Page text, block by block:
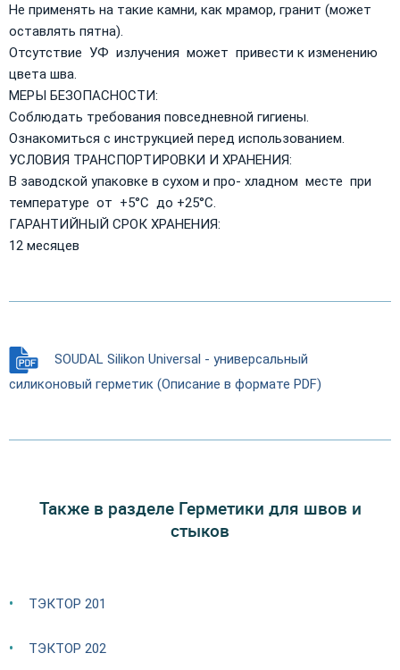
Не применять на такие камни, как мрамор, гранит (может
оставлять пятна).
Отсутствие УФ излучения может привести к изменению
цвета шва.
МЕРЫ БЕЗОПАСНОСТИ:
Соблюдать требования повседневной гигиены.
Ознакомиться с инструкцией перед использованием.
УСЛОВИЯ ТРАНСПОРТИРОВКИ И ХРАНЕНИЯ:
В заводской упаковке в сухом и про- хладном месте при
температуре от +5°C до +25°C.
ГАРАНТИЙНЫЙ СРОК ХРАНЕНИЯ:
12 месяцев
SOUDAL Silikon Universal - универсальный
силиконовый герметик (Описание в формате PDF)
Также в разделе Герметики для швов и
стыков
ТЭКТОР 201
ТЭКТОР 202